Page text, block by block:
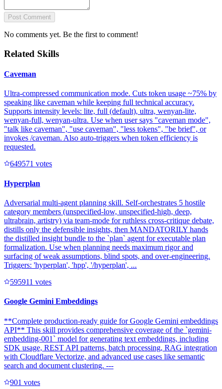
Post Comment
No comments yet. Be the first to comment!
Related Skills
Caveman
Ultra-compressed communication mode. Cuts token usage ~75% by
speaking like caveman while keeping full technical accuracy.
Supports intensity levels: lite, full (default), ultra, wenyan-lite,
wenyan-full, wenyan-ultra. Use when user says "caveman mode",
"talk like caveman", "use caveman", "less tokens", "be brief", or
invokes /caveman. Also auto-triggers when token efficiency is
requested.
649571 votes
Hyperplan
Adversarial multi-agent planning skill. Self-orchestrates 5 hostile
category members (unspecified-low, unspecified-high, deep,
ultrabrain, artistry) via team-mode for ruthless cross-critique debate,
distills only the defensible insights, then MANDATORILY hands
the distilled insight bundle to the `plan` agent for executable plan
formalization. Use when planning needs maximum rigor and
surfacing of weak assumptions, blind spots, and over-engineering.
Triggers: 'hyperplan', 'hpp', '/hyperplan', ...
595911 votes
Google Gemini Embeddings
**Complete production-ready guide for Google Gemini embeddings
API** This skill provides comprehensive coverage of the `gemini-
embedding-001` model for generating text embeddings, including
SDK usage, REST API patterns, batch processing, RAG integration
with Cloudflare Vectorize, and advanced use cases like semantic
search and document clustering. ---
901 votes